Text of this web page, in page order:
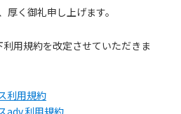
く御礼申し上げます。
用規約を改定させていただきま
利用規約
adv.利用規約